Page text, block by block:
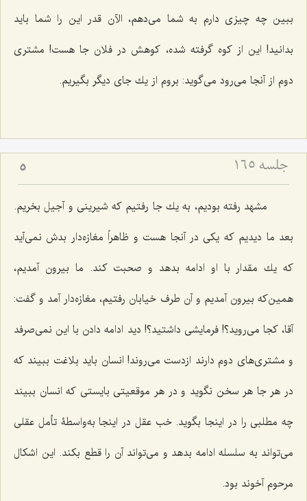
ببین چه چیزی دارم به شما مى‌دهم، الآن قدر این را شما باید
بدانید! این از كوه گرفته شده، كوهش در فلان جا هست! مشترى
دوم از آنجا مى‌رود مى‌گوید: بروم از یك جای دیگر بگیریم.
جلسه ۱۶۵ 5
مشهد رفته بودیم، به یك جا رفتیم که شیرینى و آجیل بخریم.
بعد ما دیدیم كه یكى در آنجا هست و ظاهراً مغازه‌‌دار بدش نمى‌آید
که یك مقدار با او ادامه بدهد و صحبت کند. ما بیرون آمدیم،
همین‌که بیرون آمدیم و آن طرف خیابان رفتیم، مغازه‌دار آمد و گفت:
آقا، كجا می‌روید؟! فرمایشى داشتید؟! دید ادامه دادن با این نمى‌صرفد
و مشترى‌هاى دوم دارند ازدست مى‌روند! انسان باید بلاغت ببیند که
در هر جا هر سخن نگوید و در هر موقعیتى بایستى كه انسان ببیند
چه مطلبى را در اینجا بگوید. خب عقل در اینجا به‌واسطۀ تأمل عقلى
مى‌تواند به سلسله ادامه بدهد و مى‌تواند آن را قطع بكند. این اشكال
مرحوم آخوند بود.